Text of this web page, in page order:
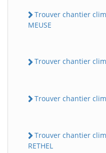
Trouver chantier
MEUSE
Trouver chantier
Trouver chantier
Trouver chantier
RETHEL